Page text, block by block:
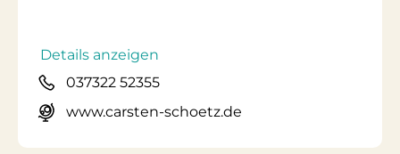
Details anzeigen
037322 52355
www.carsten-schoetz.de